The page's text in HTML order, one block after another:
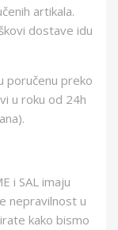
Mađarska
artikala.
dostave idu
poručenu preko
u roku od 24h
i SAL imaju
nepravilnost u
kako bismo